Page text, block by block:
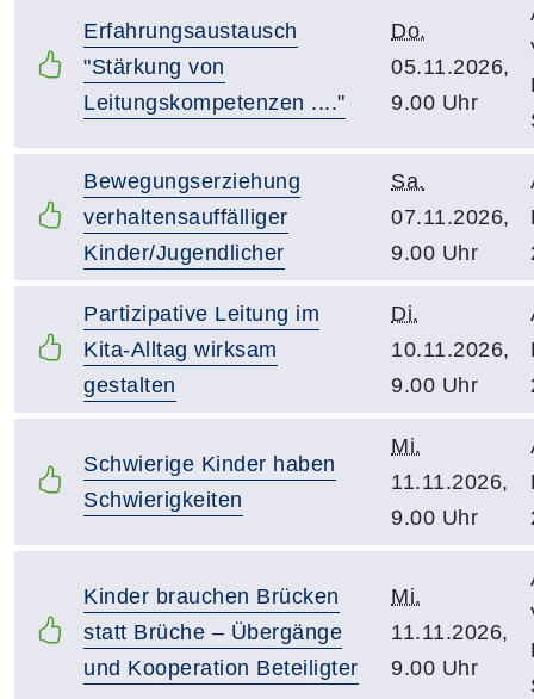
Erfahrungsaustausch
"Stärkung von
Leitungskompetenzen ...."
Do.
05.11.2026,
9.00 Uhr
Bewegungserziehung
verhaltensauffälliger
Kinder/Jugendlicher
Sa.
07.11.2026,
9.00 Uhr
Partizipative Leitung im
Kita-Alltag wirksam
gestalten
Di.
10.11.2026,
9.00 Uhr
Schwierige Kinder haben
Schwierigkeiten
Mi.
11.11.2026,
9.00 Uhr
Kinder brauchen Brücken
statt Brüche – Übergänge
und Kooperation Beteiligter
Mi.
11.11.2026,
9.00 Uhr